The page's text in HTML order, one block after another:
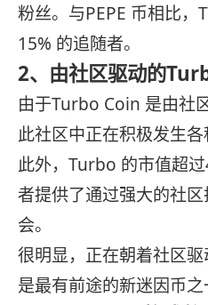
粉丝。与PEPE 币相比
15% 的追随者。
2、由社区驱动的
由于Turbo Coin 是由社
此社区中正在积极发生各
此外，Turbo 的市值超
者提供了通过强大的社
会。
很明显，正在朝着社区
是最有前途的新迷因币之